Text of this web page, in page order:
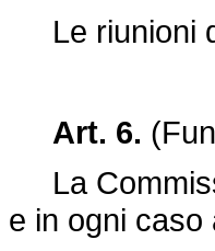
Le riunioni
Art. 6.
La
e in ogni caso